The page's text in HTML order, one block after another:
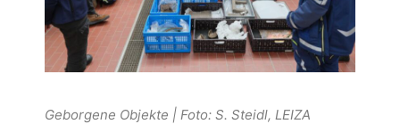
Geborgene Objekte | Foto: S. Steidl, LEIZA